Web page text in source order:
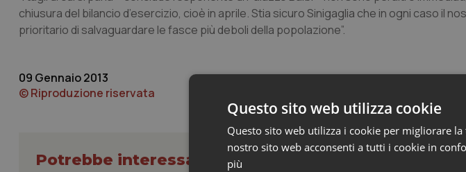
chiusura del bilancio d’esercizio, cioè in aprile. Stia sicuro Sinigaglia che in ogni caso il
prioritario di salvaguardare le fasce più deboli della popolazione”.
09 Gennaio 2013
© Riproduzione riservata
Potrebbe interessarti in Regioni e Asl
Questo sito web utilizza cookie
Questo sito web utilizza i cookie per migliorare
nostro sito web acconsenti a tutti i cookie in
più